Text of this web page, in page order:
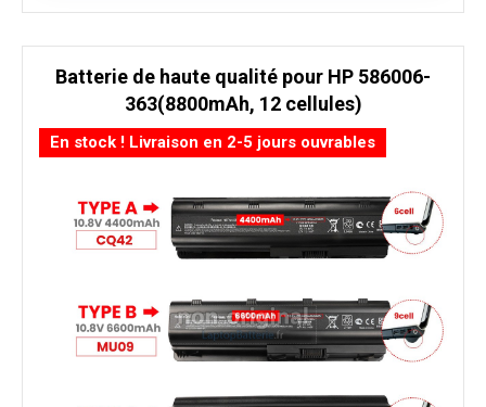
Batterie de haute qualité pour HP 586006-
363(8800mAh, 12 cellules)
En stock ! Livraison en 2-5 jours ouvrables